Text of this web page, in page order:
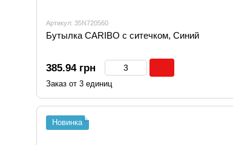
Артикул: 35N720560
Бутылка CARIBO с ситечком, Синий
385.94 грн
Заказ от 3 единиц
Новинка